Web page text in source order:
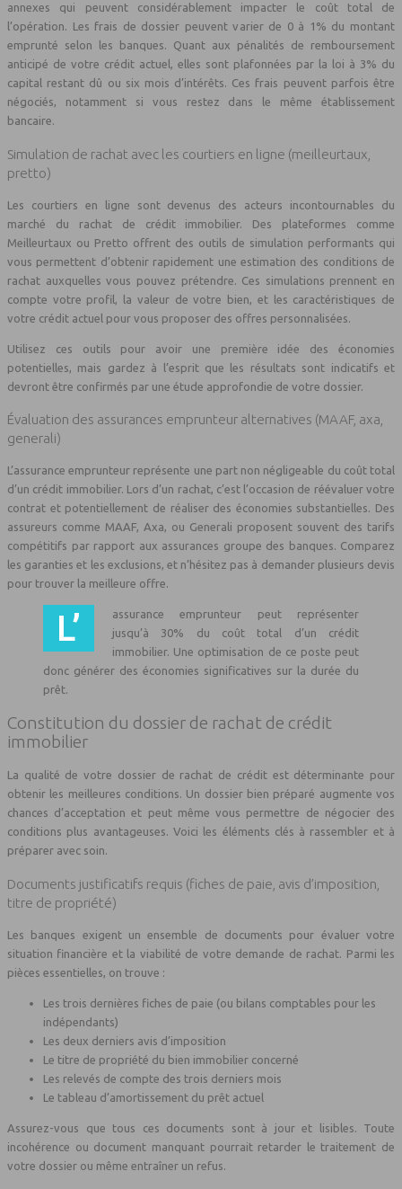
annexes qui peuvent considérablement impacter le coût total de
l’opération. Les frais de dossier peuvent varier de 0 à 1% du montant
emprunté selon les banques. Quant aux pénalités de remboursement
anticipé de votre crédit actuel, elles sont plafonnées par la loi à 3% du
capital restant dû ou six mois d’intérêts. Ces frais peuvent parfois être
négociés, notamment si vous restez dans le même établissement
bancaire.
Simulation de rachat avec les courtiers en ligne (meilleurtaux,
pretto)
Les courtiers en ligne sont devenus des acteurs incontournables du
marché du rachat de crédit immobilier. Des plateformes comme
Meilleurtaux ou Pretto offrent des outils de simulation performants qui
vous permettent d’obtenir rapidement une estimation des conditions de
rachat auxquelles vous pouvez prétendre. Ces simulations prennent en
compte votre profil, la valeur de votre bien, et les caractéristiques de
votre crédit actuel pour vous proposer des offres personnalisées.
Utilisez ces outils pour avoir une première idée des économies
potentielles, mais gardez à l’esprit que les résultats sont indicatifs et
devront être confirmés par une étude approfondie de votre dossier.
Évaluation des assurances emprunteur alternatives (MAAF, axa,
generali)
L’assurance emprunteur représente une part non négligeable du coût total
d’un crédit immobilier. Lors d’un rachat, c’est l’occasion de réévaluer votre
contrat et potentiellement de réaliser des économies substantielles. Des
assureurs comme MAAF, Axa, ou Generali proposent souvent des tarifs
compétitifs par rapport aux assurances groupe des banques. Comparez
les garanties et les exclusions, et n’hésitez pas à demander plusieurs devis
pour trouver la meilleure offre.
L’assurance emprunteur peut représenter
jusqu’à 30% du coût total d’un crédit
immobilier. Une optimisation de ce poste peut
donc générer des économies significatives sur la durée du
prêt.
Constitution du dossier de rachat de crédit
immobilier
La qualité de votre dossier de rachat de crédit est déterminante pour
obtenir les meilleures conditions. Un dossier bien préparé augmente vos
chances d’acceptation et peut même vous permettre de négocier des
conditions plus avantageuses. Voici les éléments clés à rassembler et à
préparer avec soin.
Documents justificatifs requis (fiches de paie, avis d’imposition,
titre de propriété)
Les banques exigent un ensemble de documents pour évaluer votre
situation financière et la viabilité de votre demande de rachat. Parmi les
pièces essentielles, on trouve :
Les trois dernières fiches de paie (ou bilans comptables pour les
indépendants)
Les deux derniers avis d’imposition
Le titre de propriété du bien immobilier concerné
Les relevés de compte des trois derniers mois
Le tableau d’amortissement du prêt actuel
Assurez-vous que tous ces documents sont à jour et lisibles. Toute
incohérence ou document manquant pourrait retarder le traitement de
votre dossier ou même entraîner un refus.